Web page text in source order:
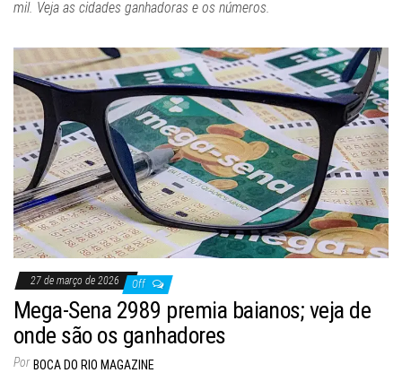
mil. Veja as cidades ganhadoras e os números.
27 de março de 2026 Off
Mega-Sena 2989 premia baianos; veja de
onde são os ganhadores
Por BOCA DO RIO MAGAZINE